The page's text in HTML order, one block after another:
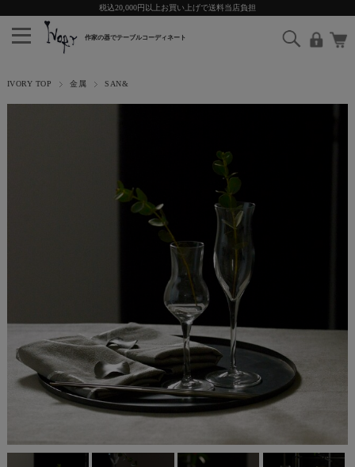
税込20,000円以上お買い上げで送料当店負担
IVORY TOP 金属 SAN&